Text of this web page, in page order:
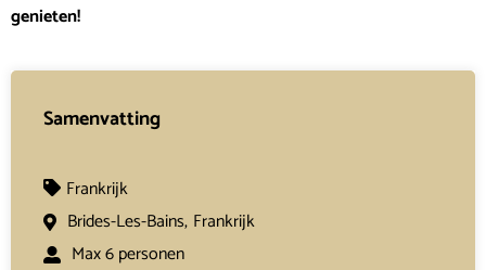
genieten!
Samenvatting
Frankrijk
Brides-Les-Bains, Frankrijk
Max 6 personen